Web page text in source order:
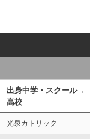
出身中学・スクール→
高校
光泉カトリック